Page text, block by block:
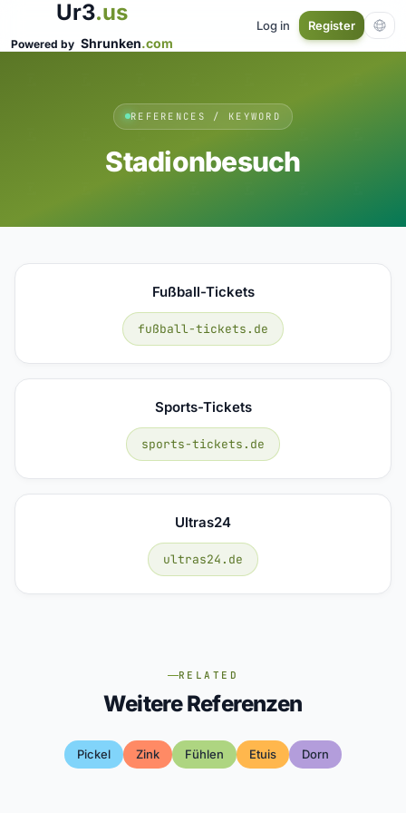
Ur3.us
Powered by Shrunken.com
Log in Register
REFERENCES / KEYWORD
Stadionbesuch
Fußball-Tickets
fußball-tickets.de
Sports-Tickets
sports-tickets.de
Ultras24
ultras24.de
RELATED
Weitere Referenzen
Pickel Zink Fühlen Etuis Dorn